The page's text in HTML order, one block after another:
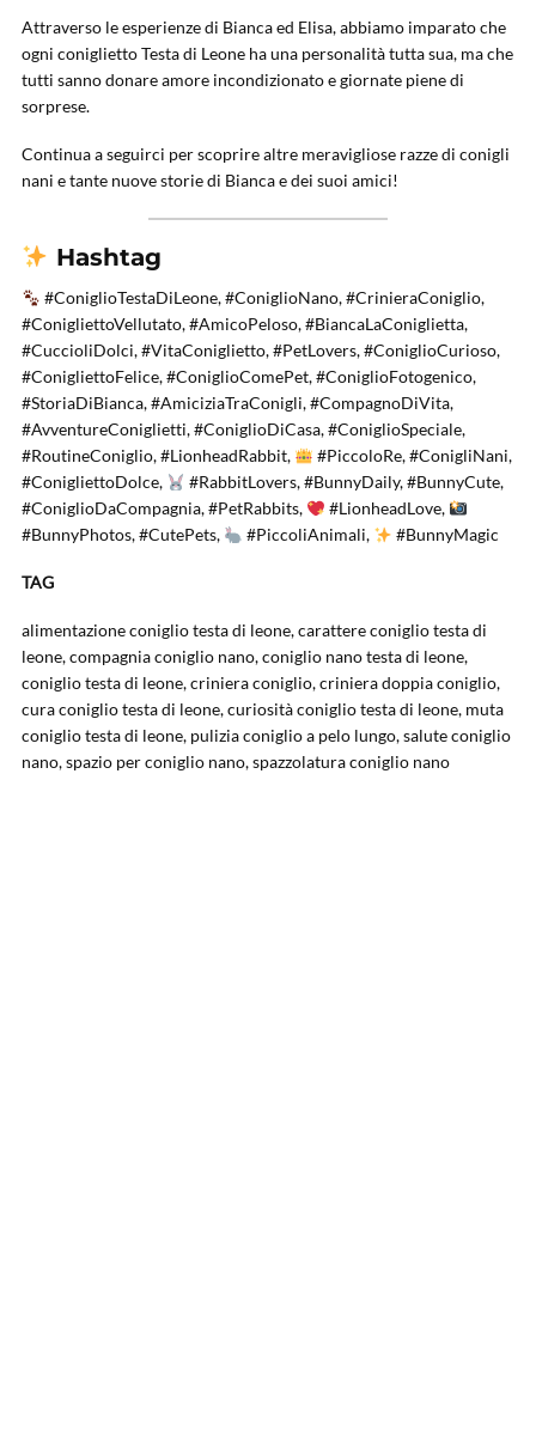
Attraverso le esperienze di Bianca ed Elisa, abbiamo imparato che
ogni coniglietto Testa di Leone ha una personalità tutta sua, ma che
tutti sanno donare amore incondizionato e giornate piene di
sorprese.
Continua a seguirci per scoprire altre meravigliose razze di conigli
nani e tante nuove storie di Bianca e dei suoi amici!
Hashtag
#ConiglioTestaDiLeone, #ConiglioNano, #CrinieraConiglio,
#ConigliettoVellutato, #AmicoPeloso, #BiancaLaConiglietta,
#CuccioliDolci, #VitaConiglietto, #PetLovers, #ConiglioCurioso,
#ConigliettoFelice, #ConiglioComePet, #ConiglioFotogenico,
#StoriaDiBianca, #AmiciziaTraConigli, #CompagnoDiVita,
#AvventureConiglietti, #ConiglioDiCasa, #ConiglioSpeciale,
#RoutineConiglio, #LionheadRabbit,
#PiccoloRe, #ConigliNani,
#ConigliettoDolce,
#RabbitLovers, #BunnyDaily, #BunnyCute,
#ConiglioDaCompagnia, #PetRabbits,
#LionheadLove,
#BunnyPhotos, #CutePets,
#PiccoliAnimali, #BunnyMagic
TAG
alimentazione coniglio testa di leone, carattere coniglio testa di
leone, compagnia coniglio nano, coniglio nano testa di leone,
coniglio testa di leone, criniera coniglio, criniera doppia coniglio,
cura coniglio testa di leone, curiosità coniglio testa di leone, muta
coniglio testa di leone, pulizia coniglio a pelo lungo, salute coniglio
nano, spazio per coniglio nano, spazzolatura coniglio nano